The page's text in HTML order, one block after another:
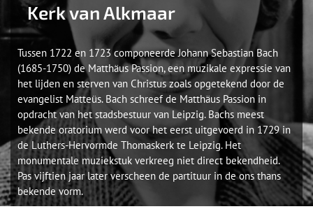
Kerk van Alkmaar
Tussen 1722 en 1723 componeerde Johann Sebastian Bach
(1685-1750) de Matthäus Passion, een muzikale expressie van
het lijden en sterven van Christus zoals opgetekend door de
evangelist Matteüs. Bach schreef de Matthäus Passion in
opdracht van het stadsbestuur van Leipzig. Bachs meest
bekende oratorium werd voor het eerst uitgevoerd in 1729 in
de Luthers-Hervormde Thomaskerk te Leipzig. Het
monumentale muziekstuk verkreeg niet direct bekendheid.
Pas vijftien jaar later verscheen de partituur in de ons thans
bekende vorm.